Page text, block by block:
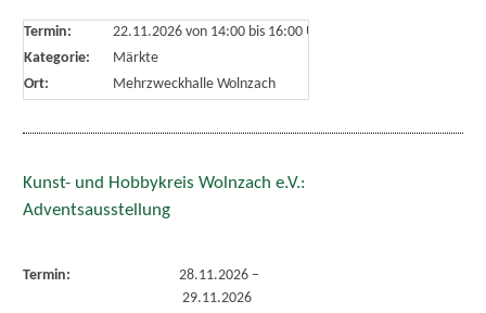
Termin: 22.11.2026 von 14:00bis 16:00 Uhr
Kategorie:
Märkte
Ort:
Mehrzweckhalle Wolnzach
Kunst- und Hobbykreis Wolnzach e.V.:
Adventsausstellung
Termin: 28.11.2026–
29.11.2026